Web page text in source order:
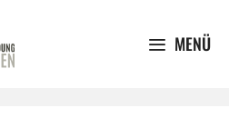
MENÜ